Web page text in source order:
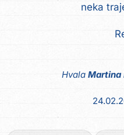
neka
Hvala Martina